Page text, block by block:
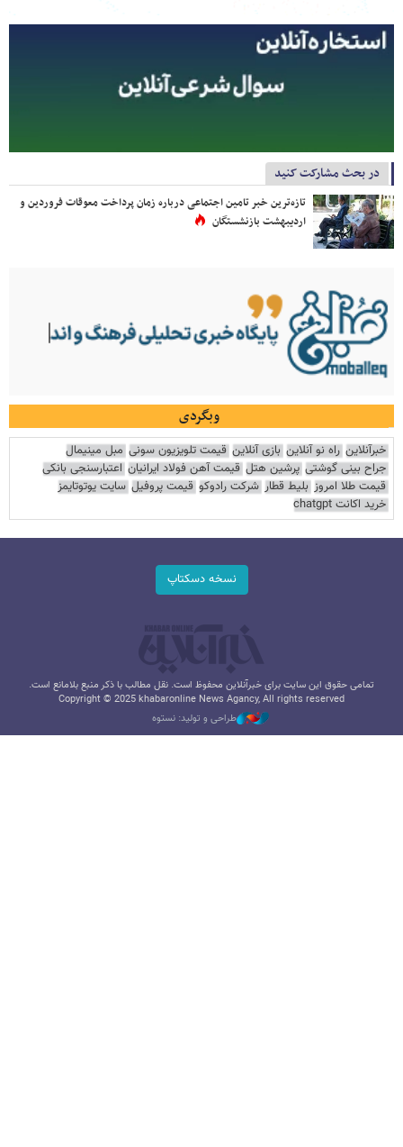
در بحث مشارکت کنید
تازه‌ترین خبر تامین اجتماعی درباره زمان پرداخت معوقات فروردین و
اردیبهشت بازنشستگان
وبگردی
خبرآنلاین راه نو آنلاین بازی آنلاین قیمت تلویزیون سونی مبل مینیمال
جراح بینی گوشتی پرشین هتل قیمت آهن فولاد ایرانیان اعتبارسنجی بانکی
قیمت طلا امروز بلیط قطار شرکت رادوکو قیمت پروفیل سایت یوتوتایمز
خرید اکانت chatgpt
نسخه دسکتاپ
تمامی حقوق این سایت برای خبرآنلاین محفوظ است. نقل مطالب با ذکر منبع بلامانع است.
Copyright © 2025 khabaronline News Agancy, All rights reserved
طراحی و تولید: نستوه